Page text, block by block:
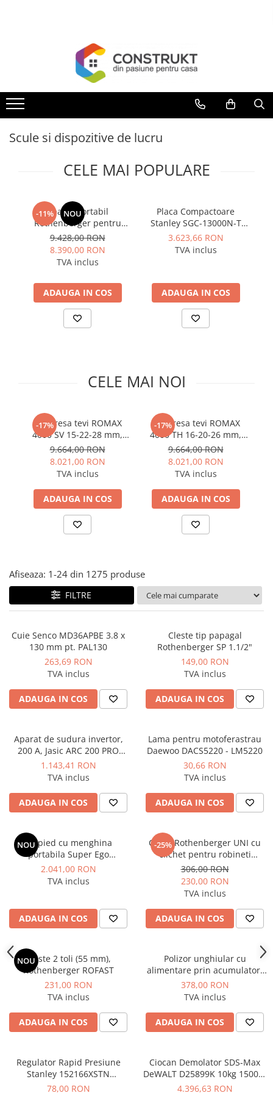
Termoseminee, seminee si sobe
Cazane pe combustibil solid
Cazane pe combustibil gazos/lichid
Aeroterme si destratificatoare de
Radiatoare si convectoare
Incalzire in pardoseala
Panouri radiante si incalzitoare cu
Schimbatoare de caldura
Pompe de caldura
Generatoare de abur
egalizare
Pompe de circulatie si accesorii
Vase de expansiune termice
Detectoare si regulatoare de gaz si
Producere apa calda menajera
Panouri solare si fotovoltaice
Panouri solare cu tuburi vidate
Pachete complete panouri solare
Echipamente pentru panouri
Ventilatie si climatizare
Perdele de aer
Ventiloconvectoare si sisteme VRF
Rooftop-uri pentru racire si
incalzire
Unitati motocondensante
Sisteme evaporative de climatizare
Ventilatoare pentru baie
Filtrare si odorizare aer
Accesorii echipamente de
ventilatie si climatizare
Instalatii de apa si canalizare
Canalizare interioara
Canalizare pluviala
Distributie apa
Scule si dispozitive de lucru
CELE MAI POPULARE
-11% NOU
Aparat portabil
Rothenberger pentru
canale de prindere la
tevi, model ROGROOVER
pentru SUPERTRONIC 3
SE
9.428,00 RON
8.390,00 RON
TVA inclus
ADAUGA IN COS
Placa Compactoare
Stanley SGC-13000N-T
13000N 6.5 CP 196cc
3.623,66 RON
TVA inclus
ADAUGA IN COS
CELE MAI NOI
-17%
Set presa tevi ROMAX
4000 SV 15-22-28 mm,
18V 4Ah EU
9.664,00 RON
8.021,00 RON
TVA inclus
ADAUGA IN COS
-17%
Set presa tevi ROMAX
4000 TH 16-20-26 mm,
18V 4Ah EU
9.664,00 RON
8.021,00 RON
TVA inclus
ADAUGA IN COS
Afiseaza: 1-24 din 1275 produse
FILTRE
Cuie Senco MD36APBE 3.8 x
130 mm pt. PAL130
263,69 RON
TVA inclus
ADAUGA IN COS
Cleste tip papagal
Rothenberger SP 1.1/2"
149,00 RON
TVA inclus
ADAUGA IN COS
Aparat de sudura invertor,
200 A, Jasic ARC 200 PRO
(Z209)
1.143,41 RON
TVA inclus
ADAUGA IN COS
Lama pentru motoferastrau
Daewoo DACS5220 - LM5220
30,66 RON
TVA inclus
ADAUGA IN COS
NOU
Trepied cu menghina
portabila Super Ego
Rothenberger
2.041,00 RON
TVA inclus
ADAUGA IN COS
-25%
Cheie Rothenberger UNI cu
clichet pentru robineti
radiator si fitinguri de
legatura
306,00 RON
230,00 RON
TVA inclus
ADAUGA IN COS
NOUCleste 2 toli (55 mm),
Rothenberger ROFAST
231,00 RON
TVA inclus
ADAUGA IN COS
Polizor unghiular cu
alimentare prin acumulator,
fara acumulator inclus,
Hyundai model HY-AG 180-
378,00 RON
TVA inclus
ADAUGA IN COS
Regulator Rapid Presiune
Stanley 152166XSTN
Manometru 1/4"F
78,00 RON
Ciocan Demolator SDS-Max
DeWALT D25899K 10kg 1500W
17.9J
4.396,63 RON